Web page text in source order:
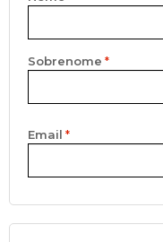
Sobrenome
Email